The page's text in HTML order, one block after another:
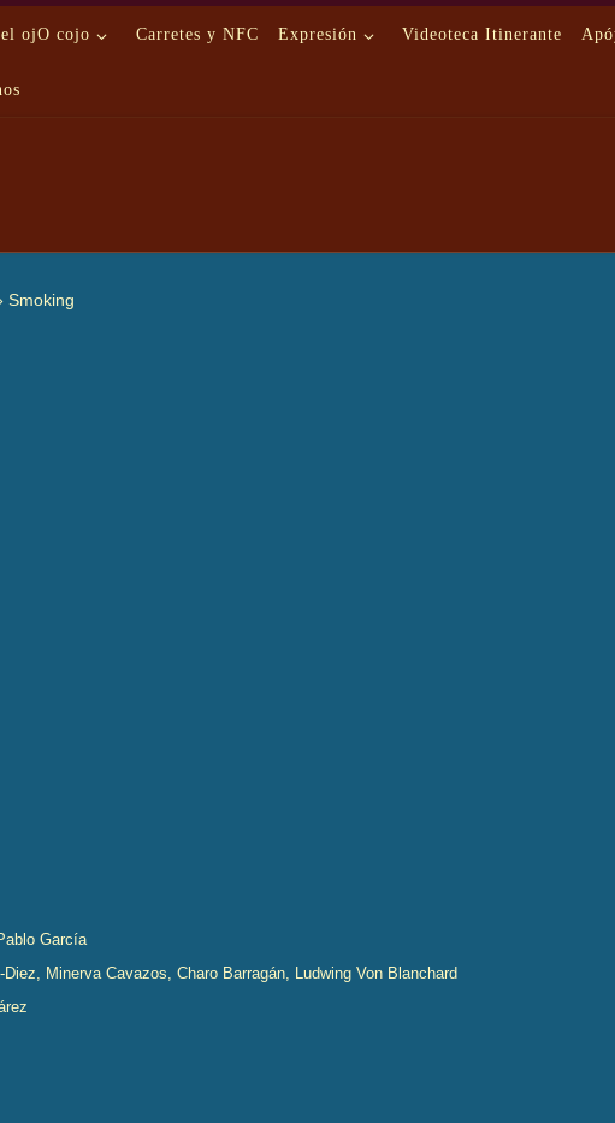
ojO cojo Carretes y NFC Expresión Videoteca Itinerante
Smoking
García
Minerva Cavazos, Charo Barragán, Ludwing Von Blanchard